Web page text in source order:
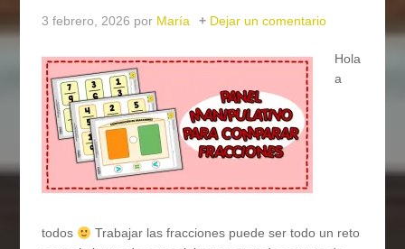
3 febrero, 2026 por María Dejar un comentario
Hola
a
todos
Trabajar las fracciones puede ser todo un reto